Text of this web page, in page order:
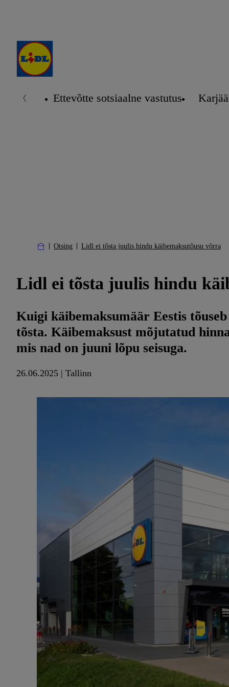
Ettevõtte sotsiaalne vastutus
Otsing Lidl ei tõsta juulis hindu käibemaksutõusu võrra
Lidl ei tõsta juulis hindu
Kuigi käibemaksumäär Eestis
tõsta. Käibemaksust mõjutatud
mis nad on juuni lõpu seisuga.
26.06.2025 | Tallinn